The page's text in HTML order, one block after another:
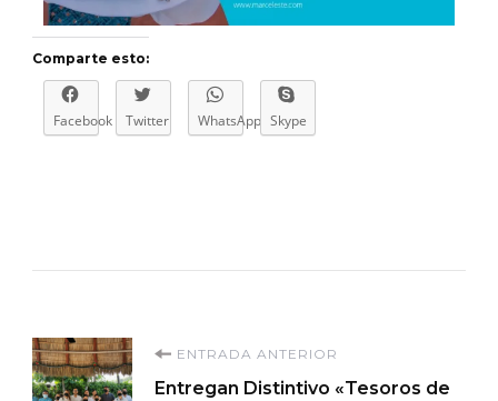
Comparte esto:
Facebook Twitter WhatsApp Skype
ENTRADA ANTERIOR
Entregan Distintivo «Tesoros de